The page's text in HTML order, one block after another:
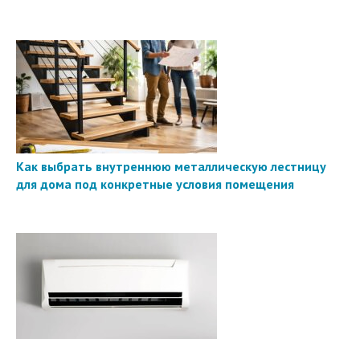
Как выбрать внутреннюю металлическую лестницу
для дома под конкретные условия помещения